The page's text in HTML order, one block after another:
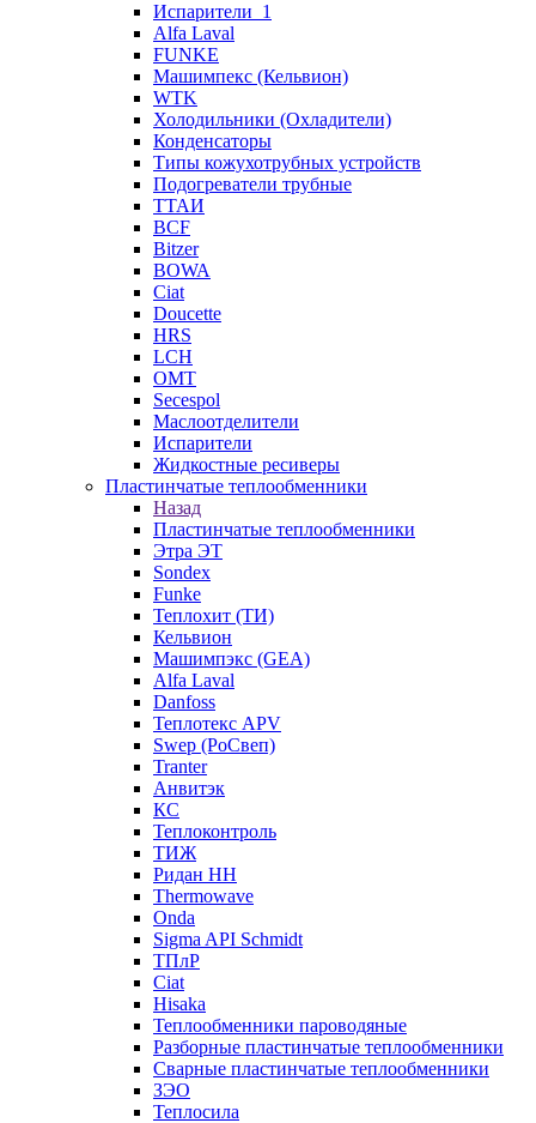
Испарители_1
Alfa Laval
FUNKE
Машимпекс (Кельвион)
WTK
Холодильники (Охладители)
Конденсаторы
Типы кожухотрубных устройств
Подогреватели трубные
ТТАИ
BCF
Bitzer
BOWA
Ciat
Doucette
HRS
LCH
OMT
Secespol
Маслоотделители
Испарители
Жидкостные ресиверы
Пластинчатые теплообменники
Назад
Пластинчатые теплообменники
Этра ЭТ
Sondex
Funke
Теплохит (ТИ)
Кельвион
Машимпэкс (GEA)
Alfa Laval
Danfoss
Теплотекс APV
Swep (РоСвеп)
Tranter
Анвитэк
КС
Теплоконтроль
ТИЖ
Ридан НН
Thermowave
Onda
Sigma API Schmidt
ТПлР
Ciat
Hisaka
Теплообменники пароводяные
Разборные пластинчатые теплообменники
Сварные пластинчатые теплообменники
ЗЭО
Теплосила